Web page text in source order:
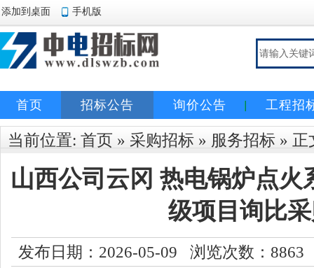
添加到桌面 手机版
首页 招标公告 询价公告 工程招
当前位置: 首页 » 采购招标 » 服务招标 » 正
山西公司云冈 热电锅炉点火
级项目询比
发布日期：2026-05-09 浏览次数： 8863